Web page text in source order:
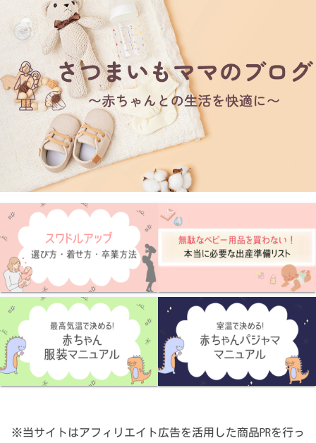
※当サイトはアフィリエイト広告を活用した商品PRを行っ